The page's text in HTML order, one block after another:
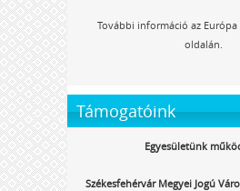
További információ az Európa
oldalán.
Támogatóink
Egyesületünk
Székesfehérvár Megyei Jogú